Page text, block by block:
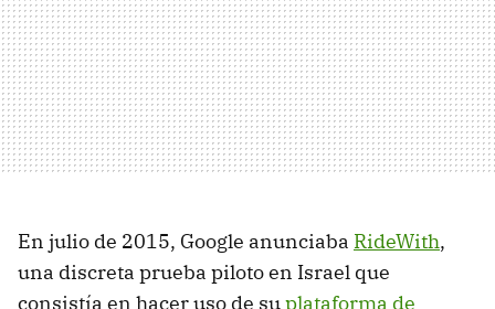
En julio de 2015, Google anunciaba RideWith,
una discreta prueba piloto en Israel que
consistía en hacer uso de suplataforma de